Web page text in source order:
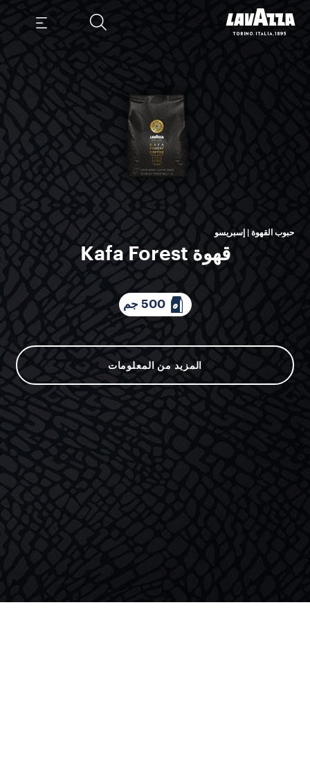
حبوب القهوة | إسبريسو
قهوة Kafa Forest
500 جم
المزيد من المعلومات